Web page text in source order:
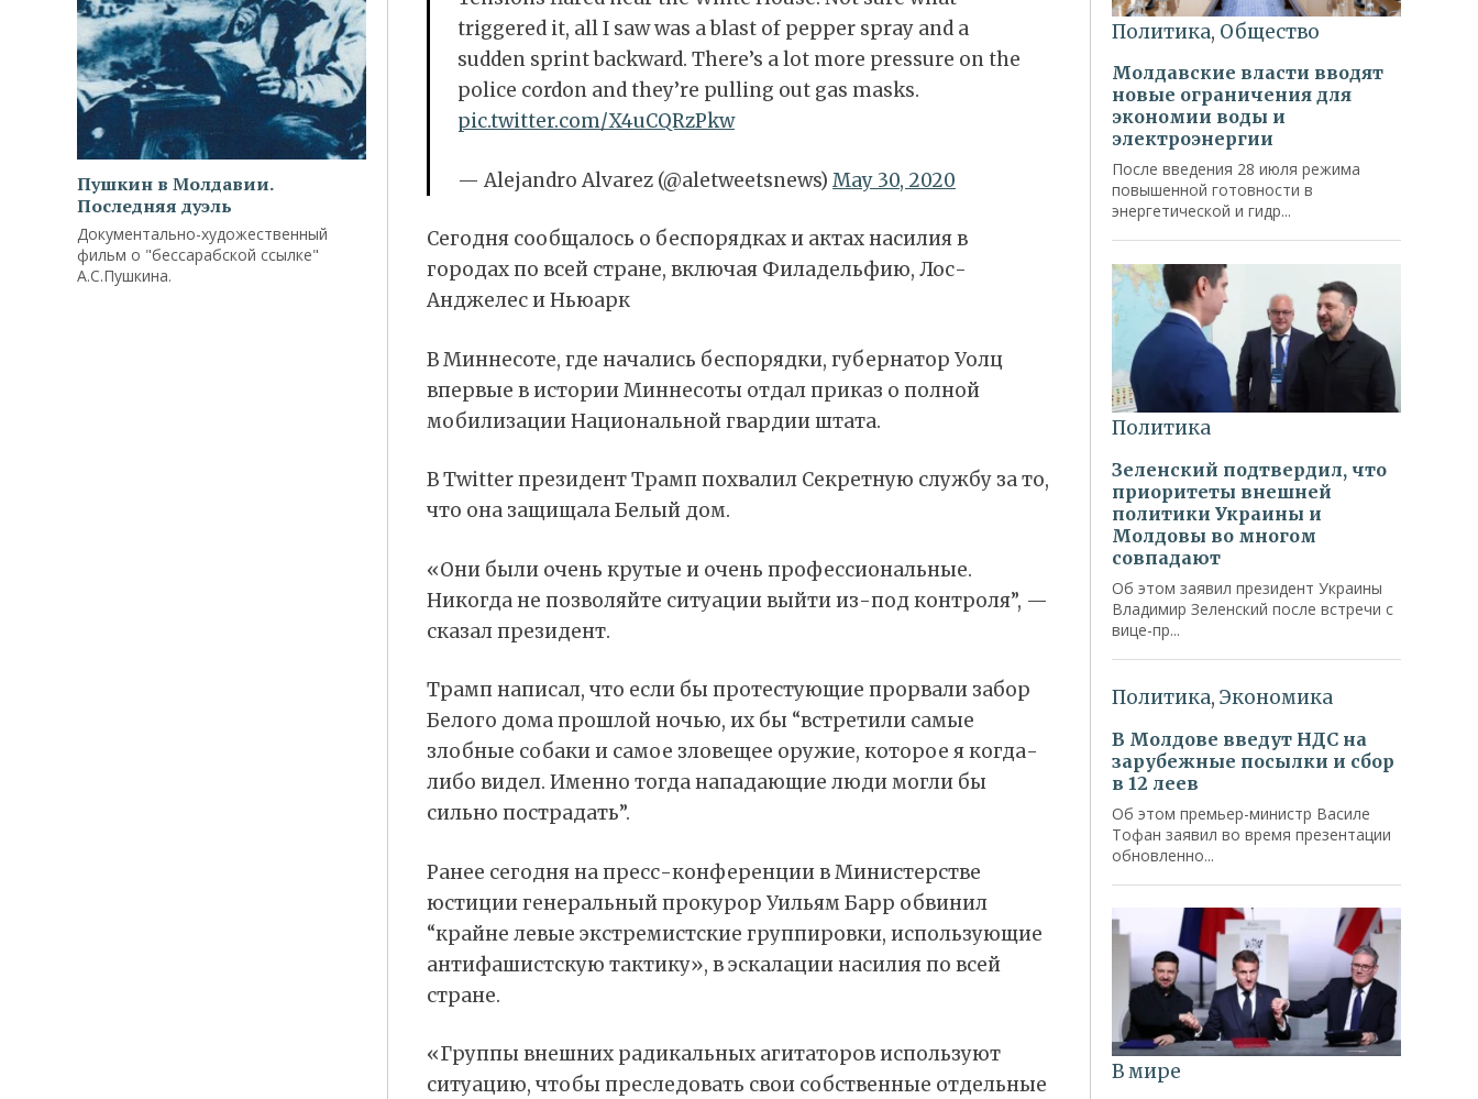
Пушкин в Молдавии.
Последняя дуэль
Документально-художественный
фильм о "бессарабской ссылке"
А.С.Пушкина.
triggered it, all I saw was a blast of pepper spray and a
sudden sprint backward. There’s a lot more pressure on the
police cordon and they’re pulling out gas masks.
pic.twitter.com/X4uCQRzPkw
— Alejandro Alvarez (@aletweetsnews)May 30, 2020
Сегодня сообщалось о беспорядках и актах насилия в
городах по всей стране, включая Филадельфию, Лос-
Анджелес и Ньюарк
В Миннесоте, где начались беспорядки, губернатор Уолц
впервые в истории Миннесоты отдал приказ о полной
мобилизации Национальной гвардии штата.
В Twitter президент Трамп похвалил Секретную службу за то,
что она защищала Белый дом.
«Они были очень крутые и очень профессиональные.
Никогда не позволяйте ситуации выйти из-под контроля”, —
сказал президент.
Трамп написал, что если бы протестующие прорвали забор
Белого дома прошлой ночью, их бы “встретили самые
злобные собаки и самое зловещее оружие, которое я когда-
либо видел. Именно тогда нападающие люди могли бы
сильно пострадать”.
Ранее сегодня на пресс-конференции в Министерстве
юстиции генеральный прокурор Уильям Барр обвинил
“крайне левые экстремистские группировки, использующие
антифашистскую тактику», в эскалации насилия по всей
стране.
«Группы внешних радикальных агитаторов используют
ситуацию, чтобы преследовать свои собственные отдельные